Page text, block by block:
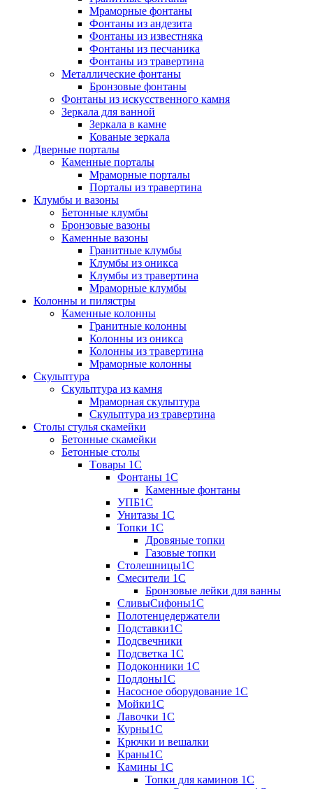
Мраморные фонтаны
Фонтаны из андезита
Фонтаны из известняка
Фонтаны из песчаника
Фонтаны из травертина
Металлические фонтаны
Бронзовые фонтаны
Фонтаны из искусственного камня
Зеркала для ванной
Зеркала в камне
Кованые зеркала
Дверные порталы
Каменные порталы
Мраморные порталы
Порталы из травертина
Клумбы и вазоны
Бетонные клумбы
Бронзовые вазоны
Каменные вазоны
Гранитные клумбы
Клумбы из оникса
Клумбы из травертина
Мраморные клумбы
Колонны и пилястры
Каменные колонны
Гранитные колонны
Колонны из оникса
Колонны из травертина
Мраморные колонны
Скульптура
Скульптура из камня
Мраморная скульптура
Скульптура из травертина
Столы стулья скамейки
Бетонные скамейки
Бетонные столы
Tовары 1C
Фонтаны 1C
Каменные фонтаны
УПБ1С
Унитазы 1С
Топки 1С
Дровяные топки
Газовые топки
Столешницы1С
Смесители 1С
Бронзовые лейки для ванны
СливыСифоны1С
Полотенцедержатели
Подставки1С
Подсвечники
Подсветка 1С
Подоконники 1С
Поддоны1С
Насосное оборудование 1С
Мойки1С
Лавочки 1С
Курны1С
Крючки и вешалки
Краны1С
Камины 1C
Топки для каминов 1C